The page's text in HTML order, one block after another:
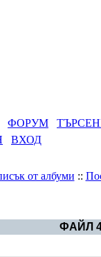
ФОРУМ
ВХОД
от албуми ::
ФАЙЛ 4